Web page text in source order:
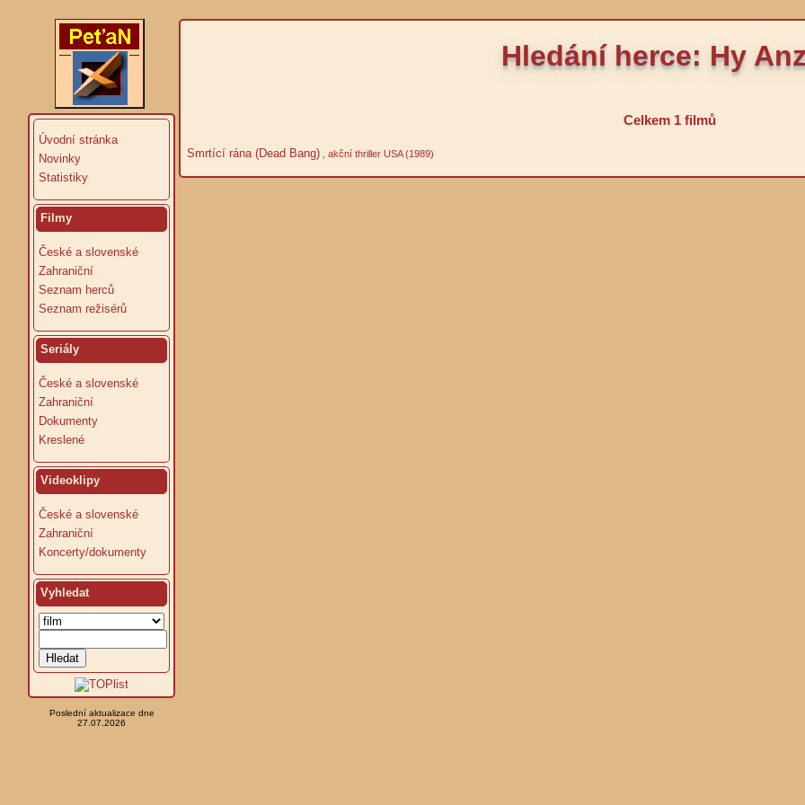
Úvodní stránka
Novinky
Statistiky
Filmy
České a slovenské
Zahraniční
Seznam herců
Seznam režisérů
Seriály
České a slovenské
Zahraniční
Dokumenty
Kreslené
Videoklipy
České a slovenské
Zahraniční
Koncerty/dokumenty
Vyhledat
Poslední aktualizace dne
27.07.2026
Hledání herce: Hy
Celkem 1 filmů
Smrtící rána (Dead Bang) , akční thriller USA (1989)